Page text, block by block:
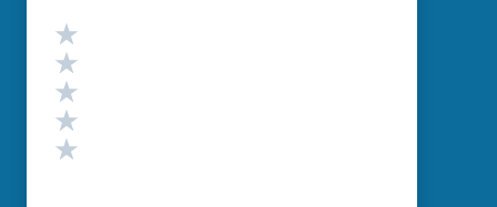
Valutazione